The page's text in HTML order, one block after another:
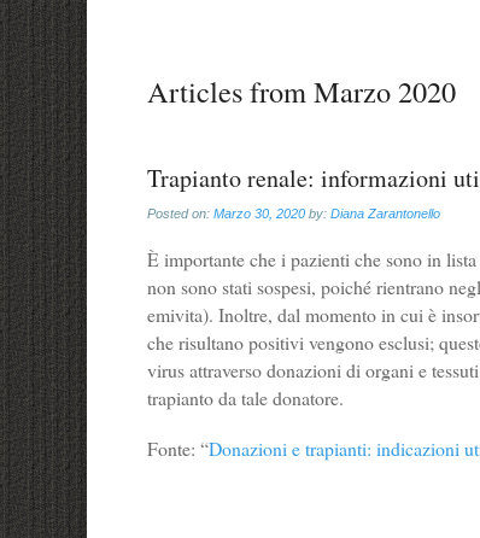
Articles fromMarzo 2020
Trapianto renale: informazioni
Posted on: Marzo 30, 2020 by: Diana Zarantonello
È importante che i pazienti che sono in
non sono stati sospesi, poiché rientrano
emivita). Inoltre, dal momento in cui è
che risultano positivi vengono esclusi;
virus attraverso donazioni di organi e
trapianto da tale donatore.
Fonte: “Donazioni e trapianti: indicazioni